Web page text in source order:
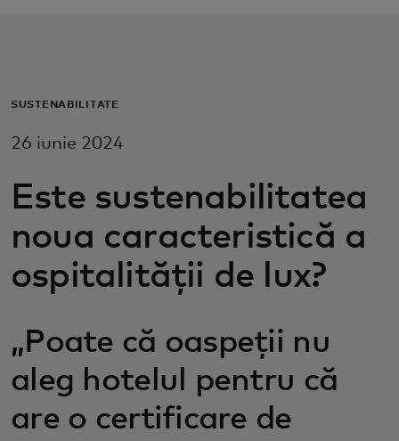
Pentru întreaga lume
Pentru inovatori
Știri și tendințe
SUSTENABILITATE
26 iunie 2024
Este sustenabilitatea
noua caracteristică a
ospitalității de lux?
„Poate că oaspeții nu
aleg hotelul pentru că
are o certificare de